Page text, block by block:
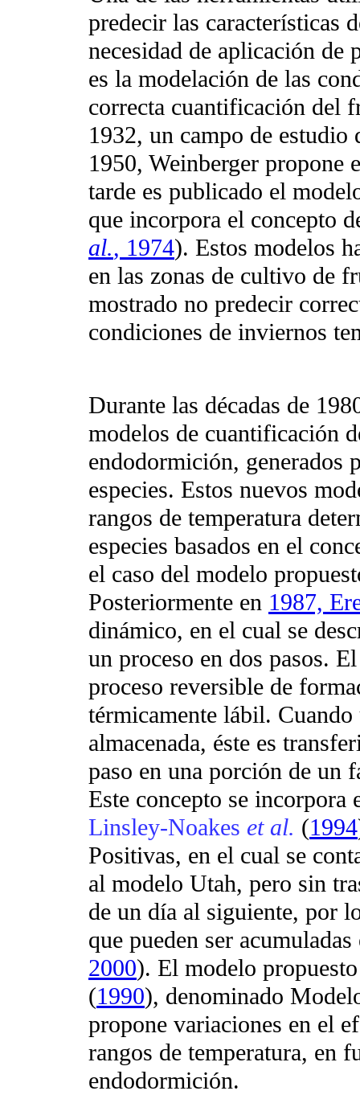
predecir las características
necesidad de aplicación de
es la modelación de las
correcta cuantificación del
1932, un campo de estudio
1950, Weinberger propone
tarde es publicado el
que incorpora el concepto
al., 1974). Estos modelos
en las zonas de cultivo de
mostrado no predecir
condiciones de inviernos
Durante las décadas de
modelos de cuantificación
endodormición, generados
especies. Estos nuevos
rangos de temperatura
especies basados en el
el caso del modelo
Posteriormente en 1987,
dinámico, en el cual se
un proceso en dos pasos.
proceso reversible de
térmicamente lábil.
almacenada, éste es
paso en una porción de un
Este concepto se
Linsley-Noakes et al. (1994
Positivas, en el cual se
al modelo Utah, pero sin
de un día al siguiente, por
que pueden ser
2000). El modelo
(1990), denominado
propone variaciones en el
rangos de temperatura, en
endodormición.